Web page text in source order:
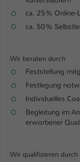
ca. 25%
ca. 50%
Wir beraten durch
Feststellung
Festlegung
Individuelles
Begleitung im
erworbener
Wir qualifizieren durch
Zweck
Name
Anbieter
Laufzeit 1